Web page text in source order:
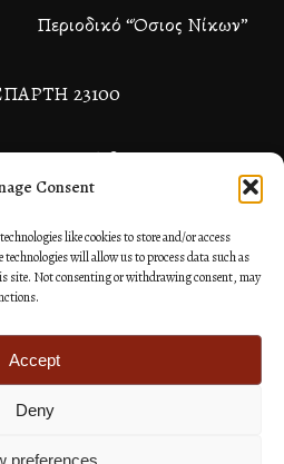
Consent
like cookies to store and/or access
will allow us to process data such as
site. Not consenting or withdrawing consent, may
Accept
Deny
preferences
Περιοδικό “Όσιος Νίκων”
23100
27310 26581
Site as you GO: Falcon από